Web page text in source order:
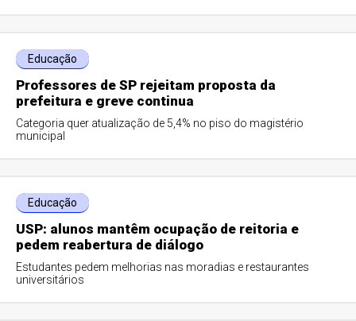
Educação
Professores de SP rejeitam proposta da
prefeitura e greve continua
Categoria quer atualização de 5,4% no piso do magistério
municipal
Educação
USP: alunos mantêm ocupação de reitoria e
pedem reabertura de diálogo
Estudantes pedem melhorias nas moradias e restaurantes
universitários